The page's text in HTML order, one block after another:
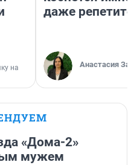
на
даже
Анастасия
«Дома-2»
мужем